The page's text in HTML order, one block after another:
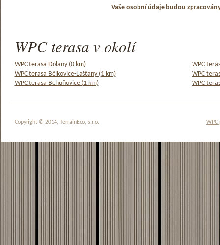
Vaše osobní údaje budou
WPC terasa v okolí
WPC terasa Dolany (0 km)
WPC
WPC terasa Bělkovice-Lašťany (1 km)
WPC
WPC terasa Bohuňovice (1 km)
WPC
WPC
Copyright © 2014, TerrainEco, s.r.o.